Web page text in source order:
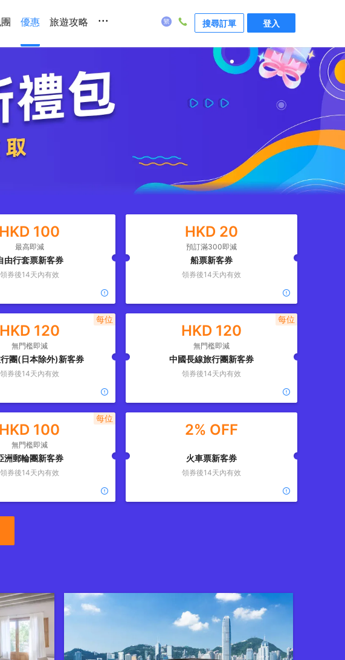
優惠 旅遊攻略 ... 搜尋訂單 登入
HKD 100
最高即減
由行套票新客券
領券後14天內有效
HKD 20
預訂滿300即減
船票新客券
領券後14天內有效
HKD 120
無門檻即減
團(日本除外)新客券
領券後14天內有效
每位
HKD 120
無門檻即減
中國長線旅行團新客券
領券後14天內有效
每位
HKD 100
無門檻即減
洲郵輪團新客券
領券後14天內有效
每位
2% OFF
火車票新客券
領券後14天內有效